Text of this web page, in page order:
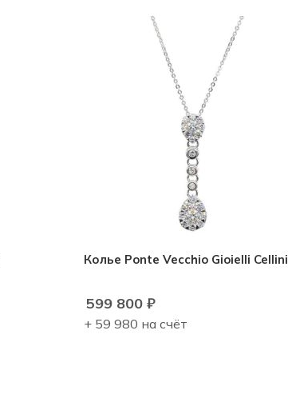
Колье Ponte Vecchio Gioielli Cellini
599 800₽
+ 59 980 на счёт